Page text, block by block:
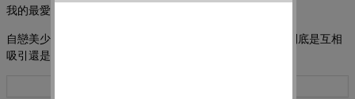
我的最愛：
自戀美少女的超強自尊,遭受到了超絕美少年的碾壓？兩人到底是互相
吸引還是該排除異己呢！